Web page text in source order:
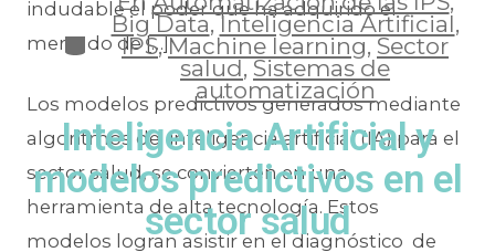
Big Data,Inteligencia Artificial,
IPS,Machine learning,Sector
salud,Sistemas de
automatización
indudable el poder que ha adquirido el
mercado de […]
Inteligencia Artificial y
modelos predictivos en el
sector salud
Los modelos predictivos generados mediante
algoritmos de inteligencia artificial (IA) para el
sector salud, se convierten en una
herramienta de alta tecnología. Estos
modelos logran asistir en el diagnóstico de